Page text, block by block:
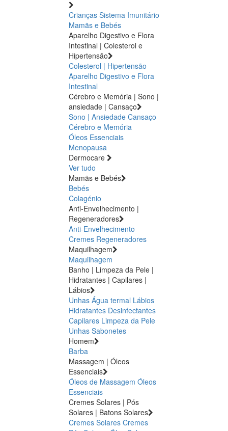
Crianças Sistema Imunitário
Mamãs e Bebés
Aparelho Digestivo e Flora
Intestinal | Colesterol e
Hipertensão
Colesterol | Hipertensão
Aparelho Digestivo e Flora
Intestinal
Cérebro e Memória | Sono |
ansiedade | Cansaço
Sono | Ansiedade Cansaço
Cérebro e Memória
Óleos Essenciais
Menopausa
Dermocare
Ver tudo
Mamãs e Bebés
Bebés
Colagénio
Anti-Envelhecimento |
Regeneradores
Anti-Envelhecimento
Cremes Regeneradores
Maquilhagem
Maquilhagem
Banho | Limpeza da Pele |
Hidratantes | Capilares |
Lábios
Unhas Água termal Lábios
Hidratantes Desinfectantes
Capilares Limpeza da Pele
Unhas Sabonetes
Homem
Barba
Massagem | Óleos
Essenciais
Óleos de Massagem Óleos
Essenciais
Cremes Solares | Pós
Solares | Batons Solares
Cremes Solares Cremes